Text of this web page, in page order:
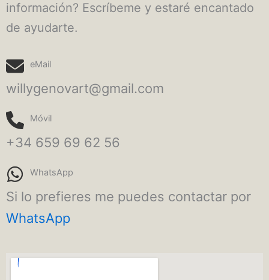
información? Escríbeme y estaré encantado
de ayudarte.
eMail
willygenovart@gmail.com
Móvil
+34 659 69 62 56
WhatsApp
Si lo prefieres me puedes contactar por
WhatsApp